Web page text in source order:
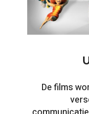
De films